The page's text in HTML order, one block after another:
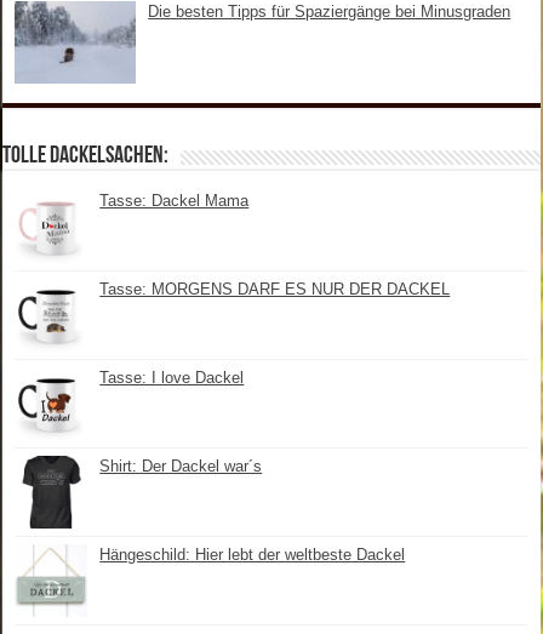
Die besten Tipps für Spaziergänge bei Minusgraden
Tolle Dackelsachen:
Tasse: Dackel Mama
Tasse: MORGENS DARF ES NUR DER DACKEL
Tasse: I love Dackel
Shirt: Der Dackel war´s
Hängeschild: Hier lebt der weltbeste Dackel